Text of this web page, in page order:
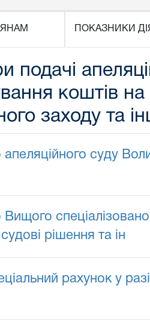
ПОКАЗНИКИ
коштів
заходу та
суду
рішення та ін
рахунок у